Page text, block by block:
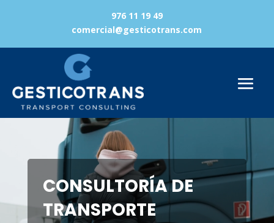
976 11 19 49
comercial@gesticotrans.com
CONSULTORÍA DE
TRANSPORTE